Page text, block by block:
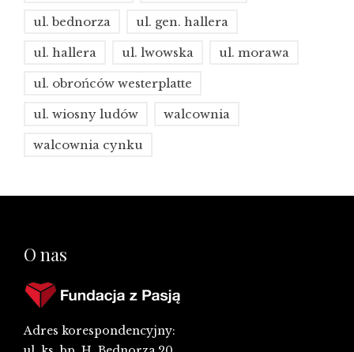
ul. bednorza ul. gen. hallera
ul. hallera ul. lwowska ul. morawa
ul. obrońców westerplatte
ul. wiosny ludów walcownia
walcownia cynku
O nas
Adres korespondencyjny: